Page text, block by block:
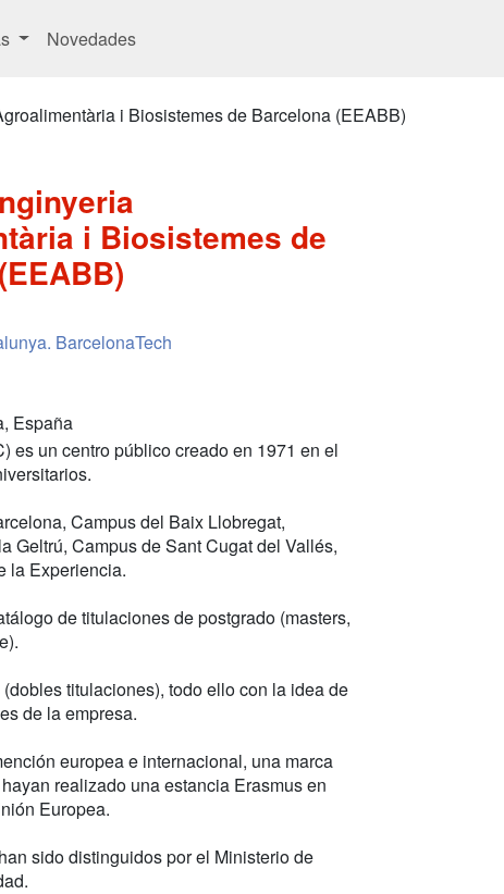
Novedades
i Biosistemes de Barcelona (EEABB)
i Biosistemes de
BarcelonaTech
España
es un centro público creado en 1971 en el
Campus del Baix Llobregat,
Geltrú, Campus de Sant Cugat del Vallés,
la Experiencia.
de titulaciones de postgrado (masters,
titulaciones), todo ello con la idea de
de la empresa.
europea e internacional, una marca
realizado una estancia Erasmus en
Europea.
sido distinguidos por el Ministerio de